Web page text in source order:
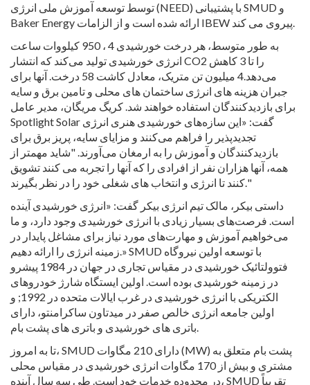
توسط توسعه آموزش ملی انرژی (NEED) با پشتیبانی SMUD و
Baker Energy ارائه شده است و از الزامات IBEW پیروی می کند.
به طور متوسط، هر درخت خورشیدی 4 ، 950 کیلووات ساعت
انرژی خورشیدی تولید می‌کند که انتشار CO2 را تا 3 کاهش
می‌دهد.4 میلیون تن متریک، معادل کاشت 58 درخت. آنها برای
جبران هزینه های انرژی ساختمان های محلی و تامین برق و سایه
برای بازدیدکنندگان استفاده خواهند شد. کریگ مریگان، مدیر عامل
Spotlight Solar گفت: «این سازه‌های خورشیدی هنری انرژی
تجدیدپذیر را فراهم می‌کنند و مزایای سایه، پریز برق برای
بازدیدکنندگان و آموزش را به ارمغان می‌آورند. "شاید مهمتر از
همه، آنها هزاران نفر از افرادی را که آنها را تجربه می کنند تشویق
کنند تا انرژی و انتخاب های شغلی خود را در نظر بگیرند."
داستی بیکر، مالک تیم انرژی بیکر گفت: «انرژی خورشیدی آینده
است. فرصت‌های بسیار زیادی با انرژی خورشیدی وجود دارد، و ما
می‌خواهیم آموزش و مهارت‌های مورد نیاز برای مشاغل پایدار در
زمینه انرژی را ارائه دهیم.» SMUD با توسعه اولین نیروگاه
فتوولتائیک خورشیدی در مقیاس تجاری در جهان در 1984 پیشرو
در زمینه خورشیدی بوده است. اولین ایستگاه شارژ خودروهای
الکتریکی با انرژی خورشیدی در غرب ایالات متحده در 1992; و
اولین جامعه انرژی خالص صفر در میدتاون ساکرامنتو، دارای
باتری های خورشیدی و باتری های پشت بام.
تا به امروز، SMUD دارای 210 مگاوات (MW) پشت بام متعلق به
مشتری و بیش از 170 مگاوات انرژی خورشیدی در مقیاس محلی
در محدوده خدمات خود است. طی سه سال آینده، SMUD تقریباً